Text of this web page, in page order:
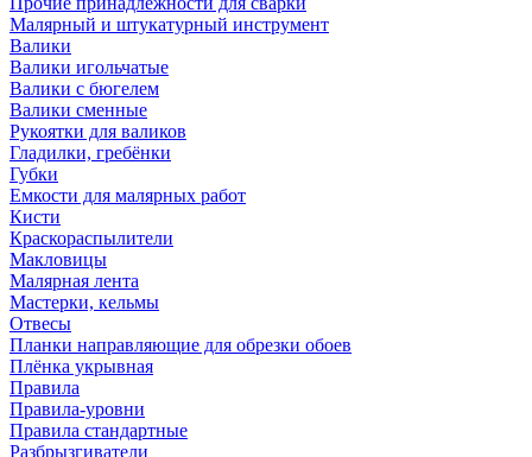
Малярный и штукатурный инструмент
Валики
Валики игольчатые
Валики с бюгелем
Валики сменные
Рукоятки для валиков
Гладилки, гребёнки
Губки
Емкости для малярных работ
Кисти
Краскораспылители
Макловицы
Малярная лента
Мастерки, кельмы
Отвесы
Планки направляющие для обрезки обоев
Плёнка укрывная
Правила
Правила-уровни
Правила стандартные
Разбрызгиватели